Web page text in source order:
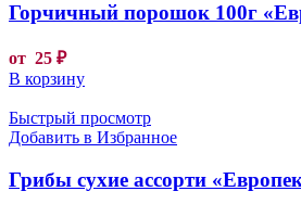
Горчичный порошок 100г
от 25 ₽
В корзину
Быстрый просмотр
Добавить в Избранное
Грибы сухие ассорти